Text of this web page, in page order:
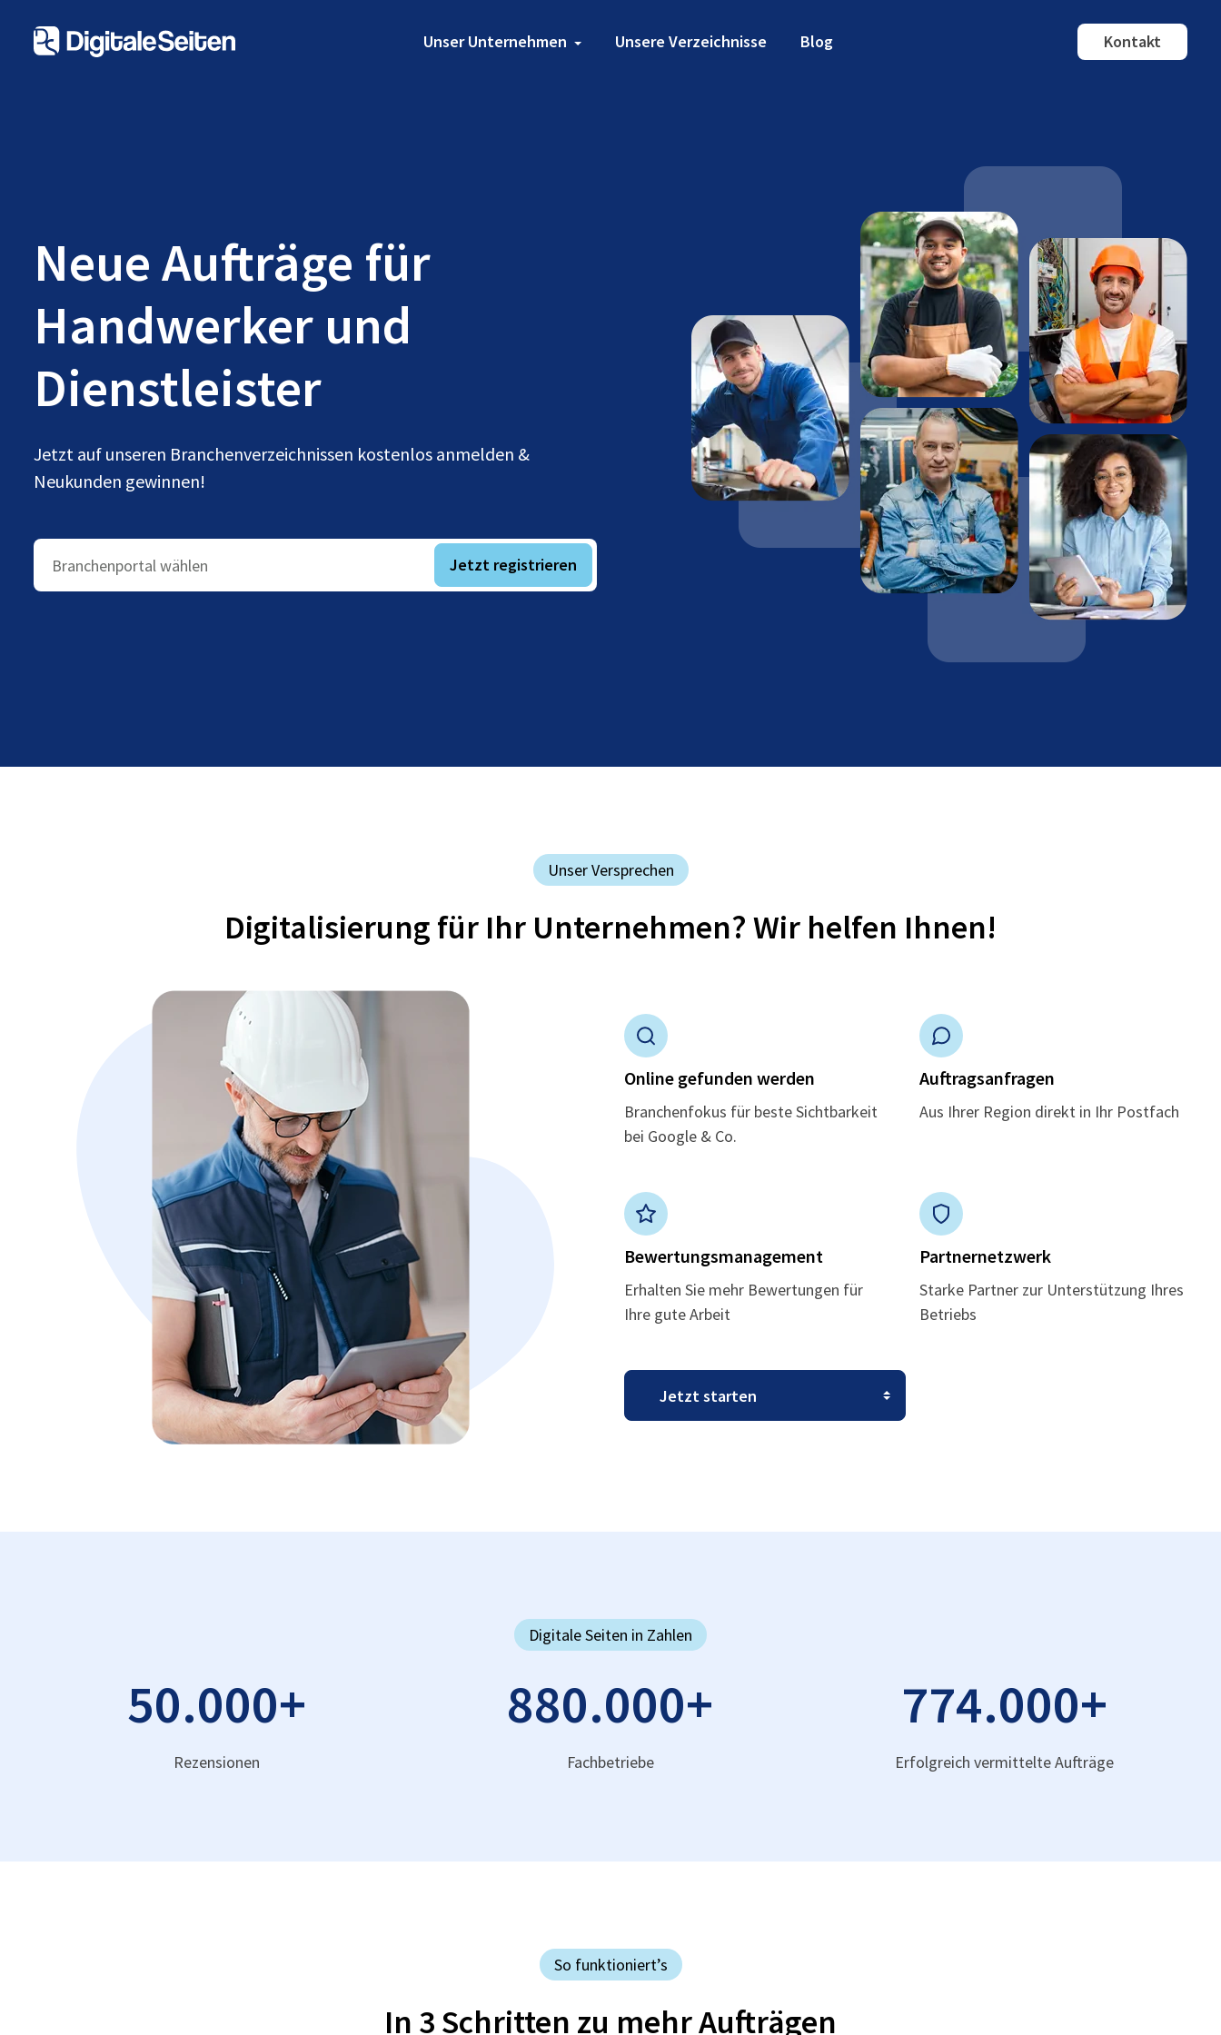
Unser Unternehmen Unsere Verzeichnisse Blog Kontakt
Neue Aufträge für
Handwerker und
Dienstleister
Jetzt auf unseren Branchenverzeichnissen kostenlos anmelden &
Neukunden gewinnen!
Branchenportal wählen Jetzt registrieren
Unser Versprechen
Digitalisierung für Ihr Unternehmen? Wir helfen Ihnen!
Online gefunden werden
Branchenfokus für beste Sichtbarkeit
bei Google & Co.
Auftragsanfragen
Aus Ihrer Region direkt in Ihr Postfach
Bewertungsmanagement
Erhalten Sie mehr Bewertungen für
Ihre gute Arbeit
Partnernetzwerk
Starke Partner zur Unterstützung Ihres
Betriebs
Digitale Seiten in Zahlen
50.000+
Rezensionen
880.000+
Fachbetriebe
774.000+
Erfolgreich vermittelte Aufträge
So funktioniert’s
In 3 Schritten zu mehr Aufträgen